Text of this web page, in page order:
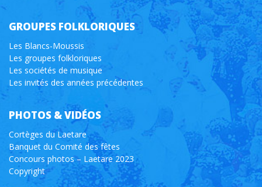
GROUPES FOLKLORIQUES
Les Blancs-Moussis
Les groupes folkloriques
Les sociétés de musique
Les invités des années précédentes
PHOTOS & VIDÉOS
Cortèges du Laetare
Banquet du Comité des fêtes
Concours photos – Laetare 2023
Copyright